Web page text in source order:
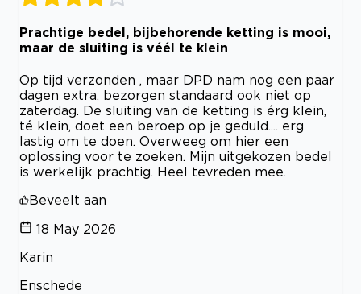
Prachtige bedel, bijbehorende ketting is mooi,
maar de sluiting is véél te klein
Op tijd verzonden , maar DPD nam nog een paar
dagen extra, bezorgen standaard ook niet op
zaterdag. De sluiting van de ketting is érg klein,
té klein, doet een beroep op je geduld.... erg
lastig om te doen. Overweeg om hier een
oplossing voor te zoeken. Mijn uitgekozen bedel
is werkelijk prachtig. Heel tevreden mee.
Beveelt aan
18 May 2026
Karin
Enschede